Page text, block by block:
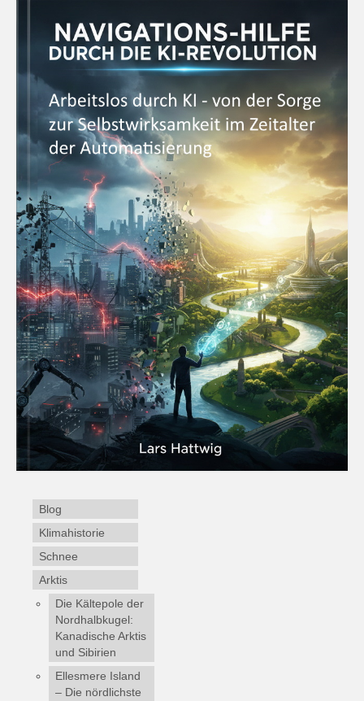
Blog
Klimahistorie
Schnee
Arktis
Die Kältepole der
Nordhalbkugel:
Kanadische Arktis
und Sibirien
Ellesmere Island
– Die nördlichste